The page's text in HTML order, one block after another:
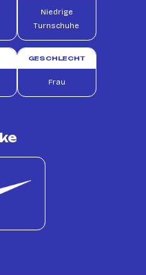
Niedrige
Turnschuhe
GESCHLECHT
Frau